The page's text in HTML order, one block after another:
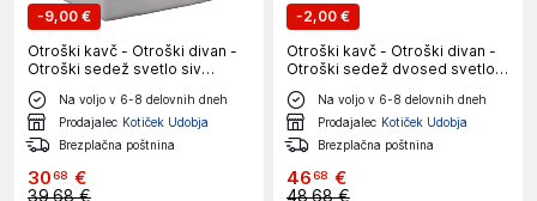
-9,00 €
Otroški kavč - Otroški divan -
Otroški sedež svetlo siv
mehak pliš
Na voljo v 6-8 delovnih dneh
Prodajalec Kotiček Udobja
Brezplačna poštnina
3068 €
39,68 €
-2,00 €
Otroški kavč - Otroški divan -
Otroški sedež dvosed svetlo
siv z zvezdicami mehak pliš
Na voljo v 6-8 delovnih dneh
Prodajalec Kotiček Udobja
Brezplačna poštnina
4668 €
48,68 €